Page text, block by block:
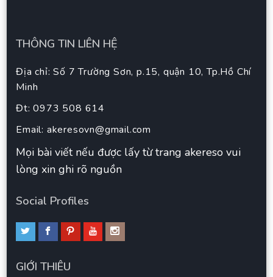
THÔNG TIN LIÊN HỆ
Địa chỉ: Số 7 Trường Sơn, p.15, quận 10, Tp.Hồ Chí
Minh
Đt: 0973 508 614
Email: akeresovn@gmail.com
Mọi bài viết nếu được lấy từ trang akereso vui
lòng xin ghi rõ nguồn
Social Profiles
GIỚI THIÊU